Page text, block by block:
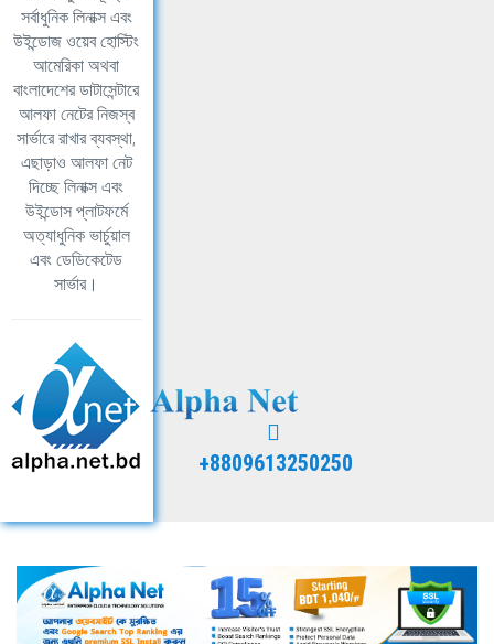
সর্বাধুনিক লিনাক্স এবং
উইন্ডোজ ওয়েব হোস্টিং
আমেরিকা অথবা
বাংলাদেশের ডাটাসেন্টারে
আলফা নেটের নিজস্ব
সার্ভারে রাখার ব্যবস্থা,
এছাড়াও আলফা নেট
দিচ্ছে লিনাক্স এবং
উইন্ডোস প্লাটফর্মে
অত্যাধুনিক ভার্চুয়াল
এবং ডেডিকেটেড
সার্ভার।
+8809613250250